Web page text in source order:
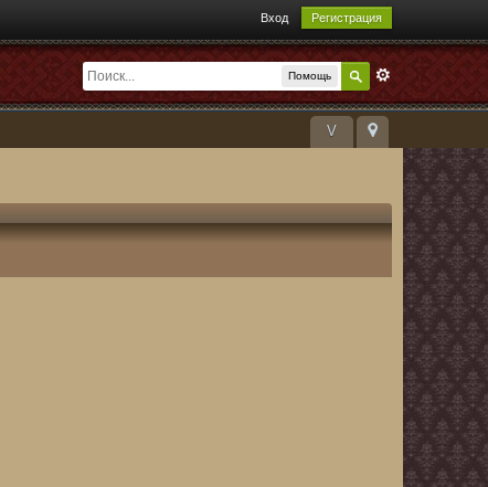
Вход Регистрация
Помощь
V